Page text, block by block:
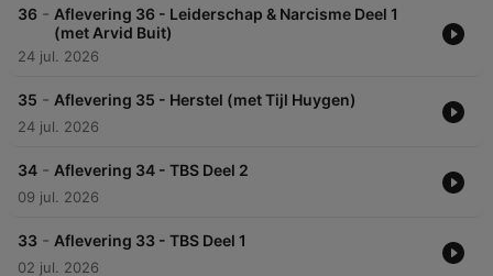
36 - Aflevering 36 - Leiderschap & Narcisme Deel 1
(met Arvid Buit)
24 jul. 2026
35 - Aflevering 35 - Herstel (met Tijl Huygen)
24 jul. 2026
34 - Aflevering 34 - TBS Deel 2
09 jul. 2026
33 - Aflevering 33 - TBS Deel 1
02 jul. 2026